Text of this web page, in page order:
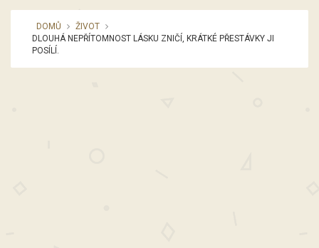
DOMŮ
ŽIVOT
DLOUHÁ NEPŘÍTOMNOST LÁSKU ZNIČÍ, KRÁTKÉ PŘESTÁVKY JI
POSÍLÍ.